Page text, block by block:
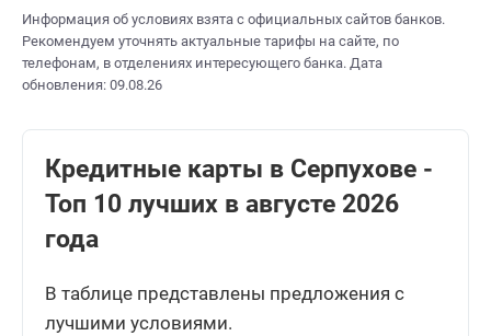
Информация об условиях взята с официальных сайтов банков.
Рекомендуем уточнять актуальные тарифы на сайте, по
телефонам, в отделениях интересующего банка. Дата
обновления: 09.08.26
Кредитные карты в Серпухове -
Топ 10 лучших в августе 2026
года
В таблице представлены предложения с
лучшими условиями.